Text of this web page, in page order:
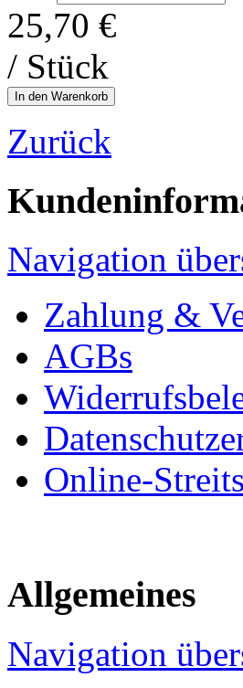
25,70 €
/ Stück
Zurück
Navigation
Zahlung &
AGBs
Online-
Allgemeines
Navigation